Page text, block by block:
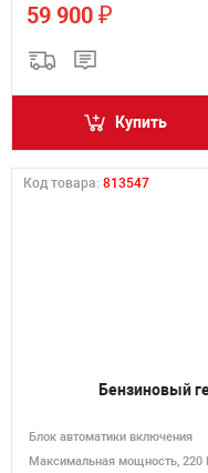
59 900 ₽
Купить
Код товара: 813547
Бензиновый
Блок автоматики включения
Максимальная мощность, 220